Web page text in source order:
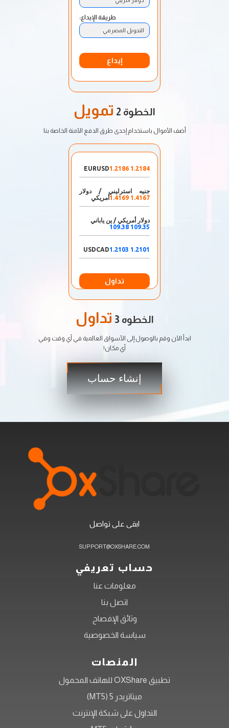
طريقة الإيداع:
التحويل المصرفي
إيداع
الخطوة 2 تمويل
أضف الأموال باستخدام إحدى طرق الدفع الآمنة الخاصة بنا
EURUSD
جنيه استرليني / دولار
أمريكي
دولار أمريكي / ين ياباني
USDCAD
تداول
الخطوه 3 تداول
ابدأ الآن وقم بالوصول إلى الأسواق العالمية في أي وقت وفي
إنشاء حساب
ابقى على تواصل
SUPPORT@OXSHARE.COM
حساب تعريفي
معلومات عنا
وثائق الإفصاح
سياسة الخصوصية
المنصات
التداول على شبكة الإنترنت